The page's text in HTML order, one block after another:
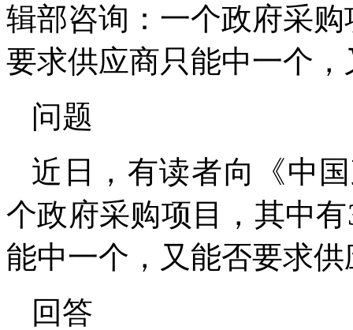
辑部咨询：一个政府采
要求供应商只能中一个
问题
近日，有读者向《中
个政府采购项目，其中
能中一个，又能否要求
回答